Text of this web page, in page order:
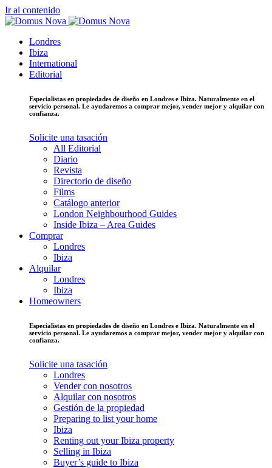
Ir al contenido
Londres
Ibiza
International
Editorial
Especialistas en propiedades de diseño en Londres e Ibiza. Naturalmente en el
servicio personal. Le ayudaremos a comprar mejor, vender mejor y alquilar con
confianza.
Solicite una tasación
All Editorial
Diario
Revista
Directorio de diseño
Films
Catálogo anterior
London Neighbourhood Guides
Inside Ibiza – Area Guides
Comprar
Londres
Ibiza
Alquilar
Londres
Ibiza
Homeowners
Especialistas en propiedades de diseño en Londres e Ibiza. Naturalmente en el
servicio personal. Le ayudaremos a comprar mejor, vender mejor y alquilar con
confianza.
Solicite una tasación
Londres
Vender con nosotros
Alquilar con nosotros
Gestión de la propiedad
Preparing to list your home
Ibiza
Renting out your Ibiza property
Selling in Ibiza
Buyer’s guide to Ibiza